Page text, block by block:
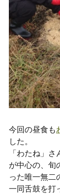
今回の昼食も
した。
「わたね」
が中心の、旬
った唯一無二
一同舌鼓を打